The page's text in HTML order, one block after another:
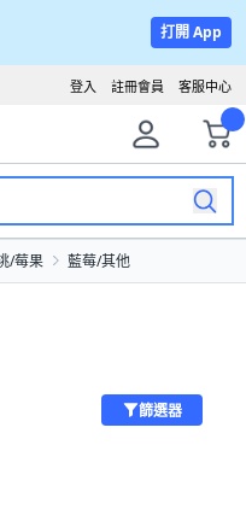
打開 App
客服中心
註冊會員
登入
/莓果 藍莓/其他
篩選器